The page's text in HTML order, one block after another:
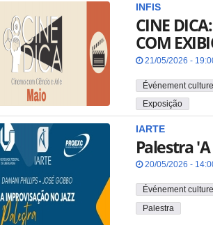
INFIS
CINE
COM
21/05/2026 -
Événement
Exposição
IARTE
Palestra
20/05/2026 -
Événement culturel
Palestra